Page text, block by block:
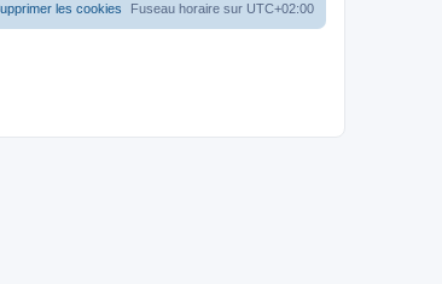
Fuseau horaire sur UTC+02:00
les cookies